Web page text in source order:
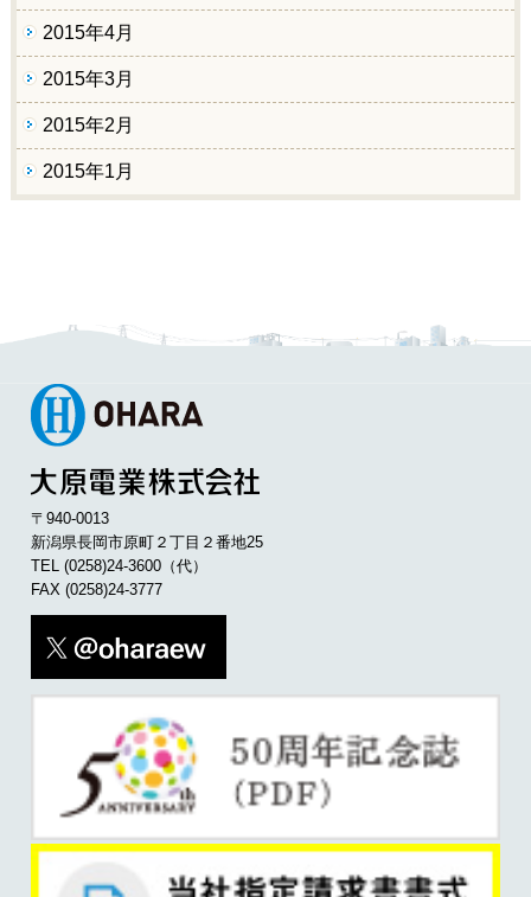
2015年4月
2015年3月
2015年2月
2015年1月
〒940-0013
新潟県長岡市原町２丁目２番地25
TEL(0258)24-3600 （代）
FAX (0258)24-3777